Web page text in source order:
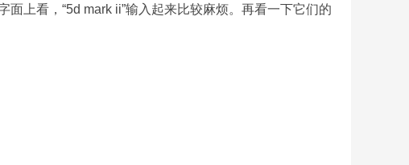
面上看，“5d mark ii”输入起来比较麻烦。再看一下它们的